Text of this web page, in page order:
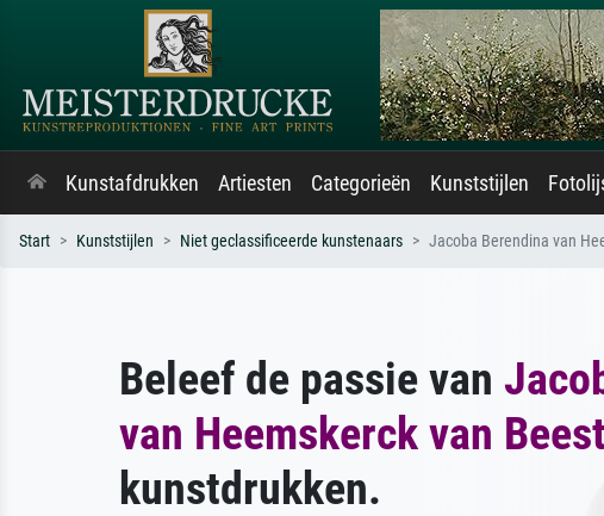
Kunstafdrukken Artiesten Categorieën Kunststijlen
Start Kunststijlen Niet geclassificeerde kunstenaars Jacoba Berendina van
Beleef de passie van
van Heemskerck van Beest
kunstdrukken.